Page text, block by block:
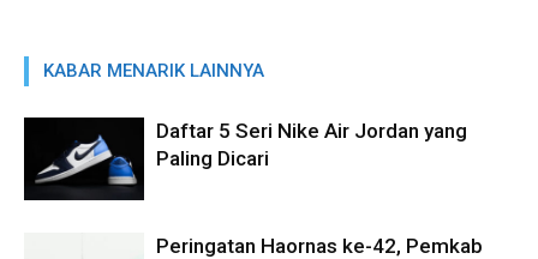
KABAR MENARIK LAINNYA
Daftar 5 Seri Nike Air Jordan yang
Paling Dicari
Peringatan Haornas ke-42, Pemkab